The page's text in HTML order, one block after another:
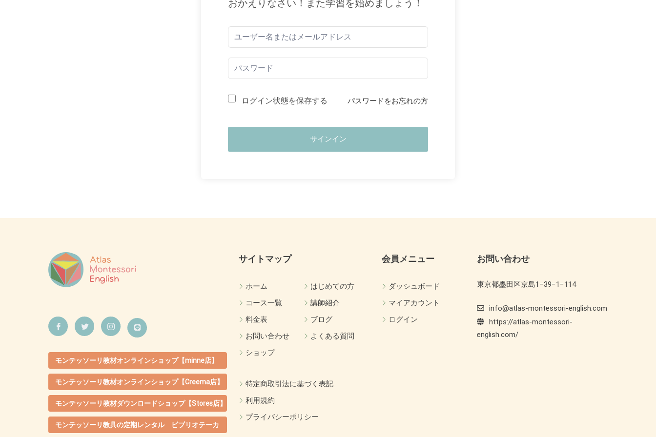
おかえりなさい！また学習を始めましょう！
ログイン状態を保存する パスワードをお忘れの方
サインイン
モンテッソーリ教材オンラインショップ【minne店】
モンテッソーリ教材オンラインショップ【Creema店】
モンテッソーリ教材ダウンロードショップ【Stores店】
モンテッソーリ教具の定期レンタル ビブリオテーカ
サイトマップ
ホーム
はじめての方
コース一覧
講師紹介
料金表
ブログ
お問い合わせ
よくある質問
ショップ
特定商取引法に基づく表記
利用規約
プライバシーポリシー
会員メニュー
ダッシュボード
マイアカウント
ログイン
お問い合わせ
東京都墨田区京島1−39−1−114
info@atlas-montessori-english.com
https://atlas-montessori-
english.com/